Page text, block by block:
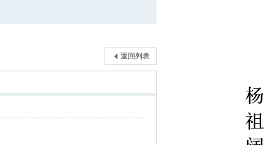
返回列表